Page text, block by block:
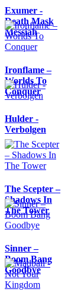
Exumer -
Death Mask
Messiah
Ironflame –
Worlds To
Conquer
Hulder -
Verbolgen
The Scepter –
Shadows In
The Tower
Sinner –
Boom Bang
Goodbye